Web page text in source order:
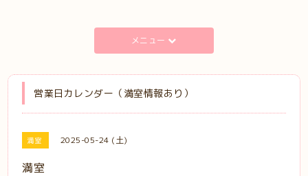
メニュー
営業日カレンダー（満室情報あり）
満室 2025-05-24 (土)
満室